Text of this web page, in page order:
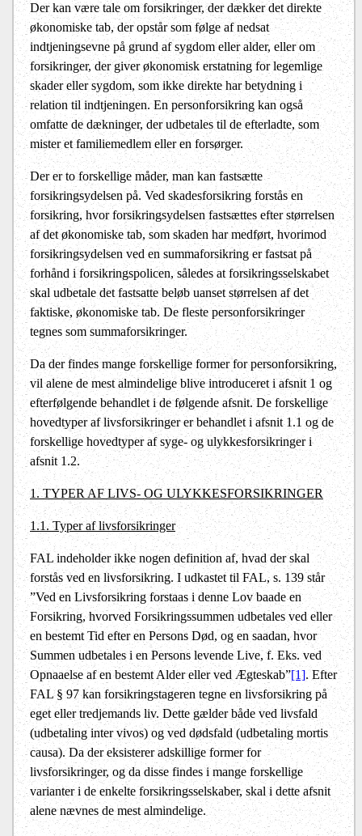
Der kan være tale om forsikringer, der dækker det direkte
økonomiske tab, der opstår som følge af nedsat
indtjeningsevne på grund af sygdom eller alder, eller om
forsikringer, der giver økonomisk erstatning for legemlige
skader eller sygdom, som ikke direkte har betydning i
relation til indtjeningen. En personforsikring kan også
omfatte de dækninger, der udbetales til de efterladte, som
mister et familiemedlem eller en forsørger.
Der er to forskellige måder, man kan fastsætte
forsikringsydelsen på. Ved skadesforsikring forstås en
forsikring, hvor forsikringsydelsen fastsættes efter størrelsen
af det økonomiske tab, som skaden har medført, hvorimod
forsikringsydelsen ved en summaforsikring er fastsat på
forhånd i forsikringspolicen, således at forsikringsselskabet
skal udbetale det fastsatte beløb uanset størrelsen af det
faktiske, økonomiske tab. De fleste personforsikringer
tegnes som summaforsikringer.
Da der findes mange forskellige former for personforsikring,
vil alene de mest almindelige blive introduceret i afsnit 1 og
efterfølgende behandlet i de følgende afsnit. De forskellige
hovedtyper af livsforsikringer er behandlet i afsnit 1.1 og de
forskellige hovedtyper af syge- og ulykkesforsikringer i
afsnit 1.2.
1. TYPER AF LIVS- OG ULYKKESFORSIKRINGER
1.1. Typer af livsforsikringer
FAL indeholder ikke nogen definition af, hvad der skal
forstås ved en livsforsikring. I udkastet til FAL, s. 139 står
”Ved en Livsforsikring forstaas i denne Lov baade en
Forsikring, hvorved Forsikringssummen udbetales ved eller
en bestemt Tid efter en Persons Død, og en saadan, hvor
Summen udbetales i en Persons levende Live, f. Eks. ved
Opnaaelse af en bestemt Alder eller ved Ægteskab”[1]. Efter
FAL § 97 kan forsikringstageren tegne en livsforsikring på
eget eller tredjemands liv. Dette gælder både ved livsfald
(udbetaling inter vivos) og ved dødsfald (udbetaling mortis
causa). Da der eksisterer adskillige former for
livsforsikringer, og da disse findes i mange forskellige
varianter i de enkelte forsikringsselskaber, skal i dette afsnit
alene nævnes de mest almindelige.